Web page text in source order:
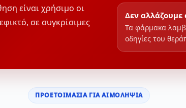
είναι χρήσιμο οι
σε συγκρίσιμες
Δεν αλλάζουμε
Τα φάρμακα
οδηγίες του
ΠΡΟΕΤΟΙΜΑΣΙΑ ΓΙΑ ΑΙΜΟΛΗΨΙΑ